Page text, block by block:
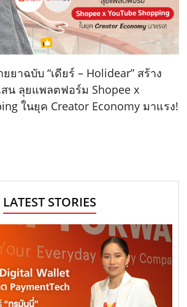
ยาฉบับ “เดียร์ – Holidear” สร้าง
น ลุยแพลตฟอร์ม Shopee x
ในยุค Creator Economy มาแรง!
LATEST STORIES